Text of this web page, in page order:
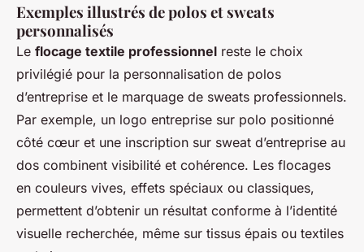
Exemples illustrés de polos et sweats
personnalisés
Le flocage textile professionnel reste le choix
privilégié pour la personnalisation de polos
d’entreprise et le marquage de sweats professionnels.
Par exemple, un logo entreprise sur polo positionné
côté cœur et une inscription sur sweat d’entreprise au
dos combinent visibilité et cohérence. Les flocages
en couleurs vives, effets spéciaux ou classiques,
permettent d’obtenir un résultat conforme à l’identité
visuelle recherchée, même sur tissus épais ou textiles